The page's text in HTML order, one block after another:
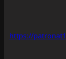
https://